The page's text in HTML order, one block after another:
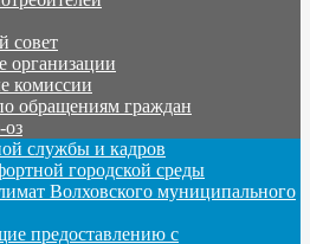
совет
организации
комиссии
обращениям граждан
оз
службы и кадров
городской среды
Волховского муниципального
предоставлению с